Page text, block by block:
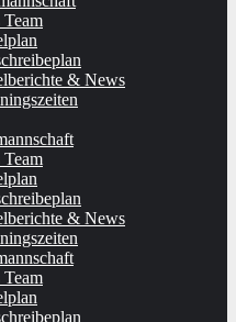
Team
& News
Team
& News
Team